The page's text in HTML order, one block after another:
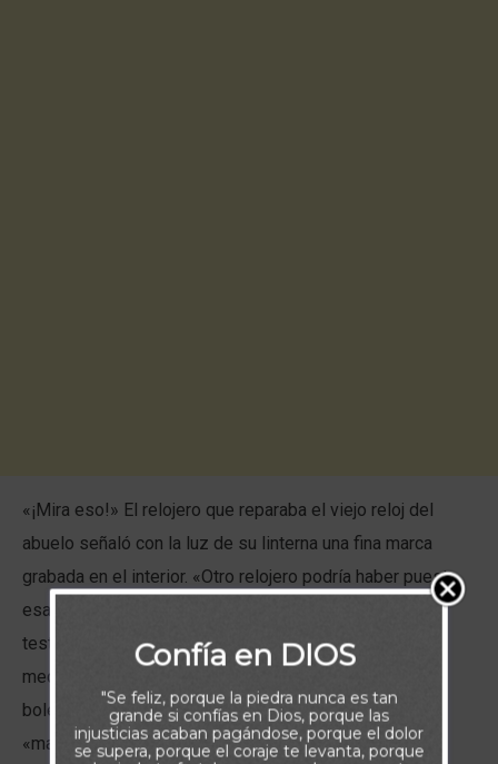
«¡Mira eso!» El relojero que reparaba el viejo reloj del
abuelo señaló con la luz de su linterna una fina marca
grabada en el interior. «Otro relojero podría haber puesto
esa marca hace casi un siglo», dijo. «Se llama ‘marca
testigo’, y me ayuda a saber cómo restaurar este
mecanismo», concluyó. Antes de que existieran los
boletines técnicos y los manuales de reparación, las
«marcas testigo» se utilizaban para ayudar en futuras
Confía en DIOS
"Se feliz, porque la piedra nunca es tan
grande si confías en Dios, porque las
injusticias acaban pagándose, porque el dolor
se supera, porque el coraje te levanta, porque